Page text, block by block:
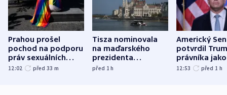
Prahou prošel
pochod na podporu
práv sexuálních
menšin
12:02 před 33 m
Tisza nominovala
na maďarského
prezidenta
bývalého šéfa
před 1h
Americký
potvrdil
právníka jako
ministra
12:53 před 1 h